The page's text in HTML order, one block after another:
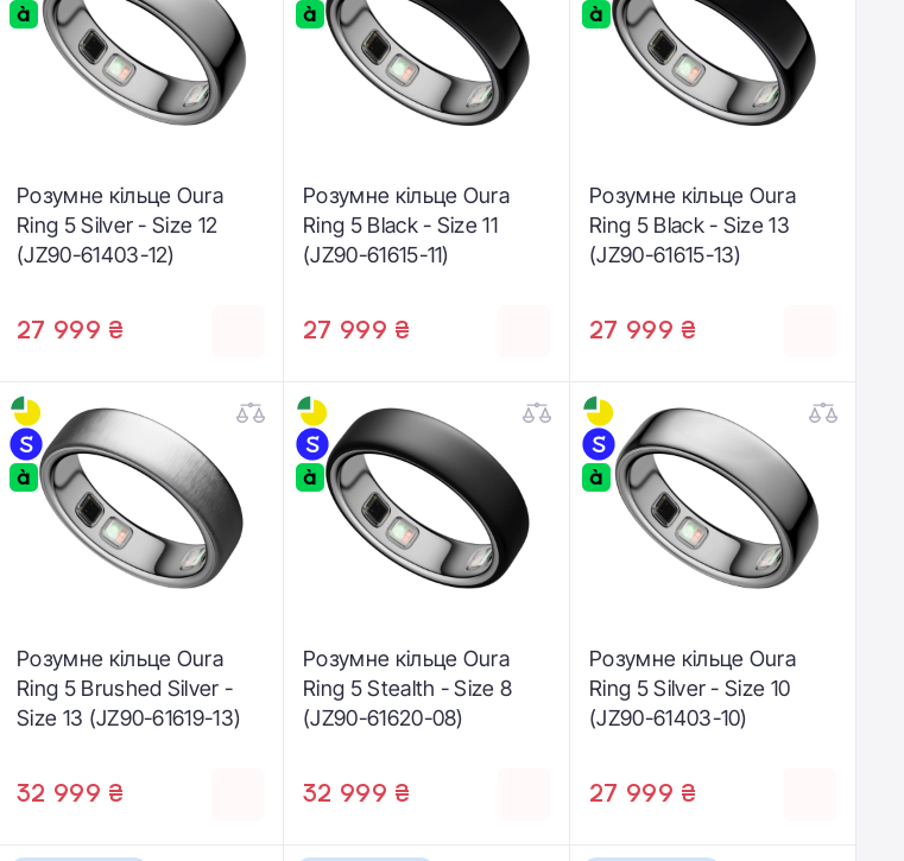
Розумне кільце Oura
Ring 5 Silver - Size 12
(JZ90-61403-12)
27 999 ₴
Розумне кільце Oura
Ring 5 Black - Size 11
(JZ90-61615-11)
27 999 ₴
Розумне кільце Oura
Ring 5 Black - Size 13
(JZ90-61615-13)
27 999 ₴
Розумне кільце Oura
Ring 5 Brushed Silver -
Size 13 (JZ90-61619-13)
32 999 ₴
Розумне кільце Oura
Ring 5 Stealth - Size 8
(JZ90-61620-08)
32 999 ₴
Розумне кільце Oura
Ring 5 Silver - Size 10
(JZ90-61403-10)
27 999 ₴